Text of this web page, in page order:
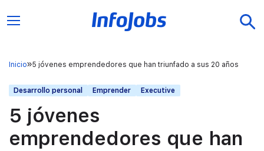
Inicio 5 jóvenes emprendedores que han triunfado a sus 20 años
Desarrollo personal Emprender Executive
5 jóvenes
emprendedores que han